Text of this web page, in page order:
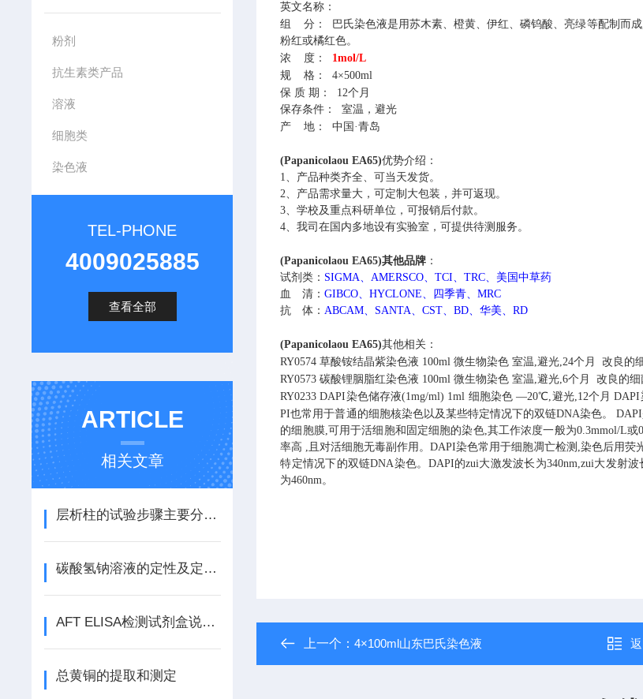
英文名称：
组
分：
巴氏染色液是用苏木素、橙黄、伊红、磷钨酸、亮绿等配制而
粉红或橘红色。
浓
度：
1mol/L
规
格：
4×500ml
保 质 期：
12个月
保存条件：
室温，避光
产
地： 中国 ·青岛
(Papanicolaou EA65)优势介绍：
1、 产品种类齐全、可当天发货。
2、 产品需求量大，可定制大包装，并可返现。
3、学校及重点科研单位，可报销后付款。
4、我司在国内多地设有实验室，可提供待测服务。
(Papanicolaou EA65)其他品牌 ：
试剂类： SIGMA、AMERSCO、TCI、TRC、美国中草药
血 清：GIBCO、HYCLONE、四季青、MRC
抗 体：ABCAM、SANTA、CST、BD、华美、RD
(Papanicolaou EA65)其他相关：
RY0574 草酸铵结晶紫染色液 100ml 微生物染色 室温,避光,24个月 改良的
RY0573 碳酸锂胭脂红染色液 100ml 微生物染色 室温,避光,6个月 改良的
RY0233 DAPI染色储存液(1mg/ml) 1ml 细胞染色 —20℃,避光,12个月 DAPI
PI也常用于普通的细胞核染色以及某些特定情况下的双链DNA染色。
的细胞膜,可用于活细胞和固定细胞的染色,其工作浓度一般为0.3mmol/L
率高 ,且对活细胞无毒副作用。DAPI染色常用于细胞凋亡检测,染色后用
特定情况下的双链DNA染色。DAPI的zui大激发波长为340nm,zui大发射
为460nm。
上一个：4×100ml山东巴氏染色液
粉剂
抗生素类产品
溶液
细胞类
染色液
TEL-PHONE
4009025885
查看全部
ARTICLE
相关文章
层析柱的试验步骤主要分为五步
碳酸氢钠溶液的定性及定量分析过程
AFT ELISA检测试剂盒说明书
总黄铜的提取和测定